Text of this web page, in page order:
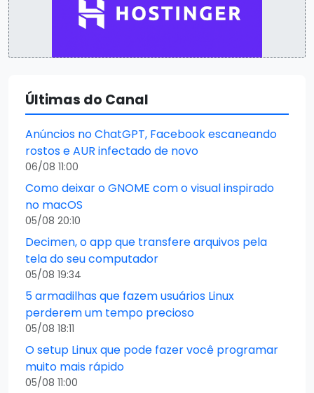
Últimas do Canal
Anúncios no ChatGPT, Facebook escaneando
rostos e AUR infectado de novo
06/08 11:00
Como deixar o GNOME com o visual inspirado
no macOS
05/08 20:10
Decimen, o app que transfere arquivos pela
tela do seu computador
05/08 19:34
5 armadilhas que fazem usuários Linux
perderem um tempo precioso
05/08 18:11
O setup Linux que pode fazer você programar
muito mais rápido
05/08 11:00